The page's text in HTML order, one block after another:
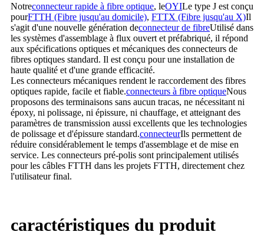
Notreconnecteur rapide à fibre optique, leOYILe type J est conçu
pourFTTH (Fibre jusqu'au domicile), FTTX (Fibre jusqu'au X)Il
s'agit d'une nouvelle génération deconnecteur de fibreUtilisé dans
les systèmes d'assemblage à flux ouvert et préfabriqué, il répond
aux spécifications optiques et mécaniques des connecteurs de
fibres optiques standard. Il est conçu pour une installation de
haute qualité et d'une grande efficacité.
Les connecteurs mécaniques rendent le raccordement des fibres
optiques rapide, facile et fiable.connecteurs à fibre optiqueNous
proposons des terminaisons sans aucun tracas, ne nécessitant ni
époxy, ni polissage, ni épissure, ni chauffage, et atteignant des
paramètres de transmission aussi excellents que les technologies
de polissage et d'épissure standard.connecteurIls permettent de
réduire considérablement le temps d'assemblage et de mise en
service. Les connecteurs pré-polis sont principalement utilisés
pour les câbles FTTH dans les projets FTTH, directement chez
l'utilisateur final.
caractéristiques du produit